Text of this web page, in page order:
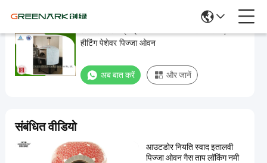
लावा
सामग्री
ओवन
गैस
या
हीटिंग पेशेवर पिज्जा ओवन
अब बात करें और जानें
संबंधित वीडियो
आउटडोर नियति स्वाद इतालवी
पिज्जा ओवन गैस ताप लॉकिंग नमी